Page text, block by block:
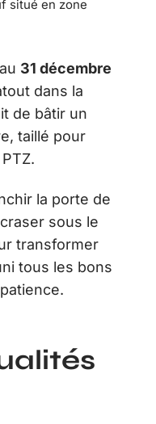
situé en zone
31 décembre
dans la
de bâtir un
taillé pour
la porte de
sous le
transformer
tous les bons